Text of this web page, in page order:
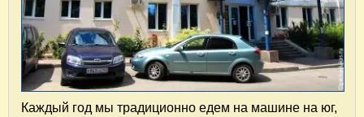
Каждый год мы традиционно едем на машине на юг,